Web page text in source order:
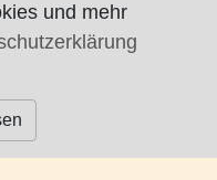
und mehr